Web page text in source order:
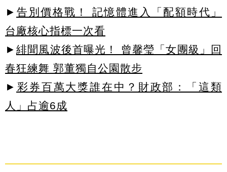
► 告別價格戰！ 記憶體進入「配額時代」
台廠核心指標一次看
► 緋聞風波後首曝光！ 曾馨瑩「女團級」回
春狂練舞 郭董獨自公園散步
► 彩券百萬大獎誰在中？財政部：「這類
人」占逾6成